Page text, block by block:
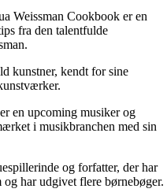
Weissman Cookbook er en
fra den talentfulde
kunstner, kendt for sine
en upcoming musiker og
i musikbranchen med sin
og forfatter, der har
har udgivet flere børnebøger.